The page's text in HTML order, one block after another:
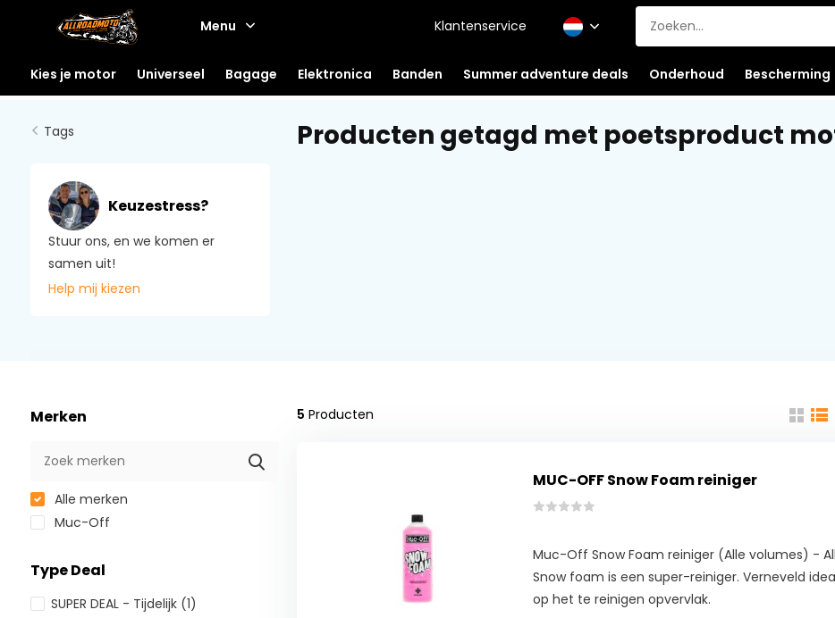
Menu Klantenservice
Kies je motor Universeel Bagage Elektronica Banden Summer adventure deals Onderhoud Bescherming
Tags
Keuzestress?
Stuur ons, en we komen er
samen uit!
Help mij kiezen
Producten getagd met poetsproduct
Merken
Alle merken
Muc-Off
Type Deal
SUPER DEAL - Tijdelijk (1)
5 Producten
MUC-OFF Snow Foam reiniger
Muc-Off Snow Foam reiniger (Alle volumes) -
Snow foam is een super-reiniger. Verneveld
op het te reinigen opvervlak.